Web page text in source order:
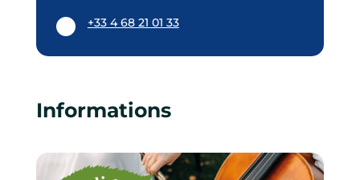
+33 4 68 21 01 33
Informations